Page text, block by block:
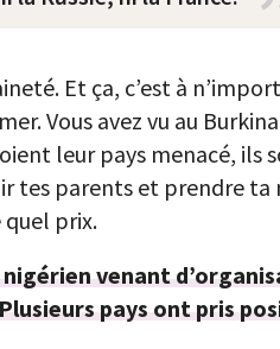
Et ça, c’est à
Vous avez vu au
leur pays menacé, ils
tes parents et prendre ta
quel prix.
venant
pays ont pris